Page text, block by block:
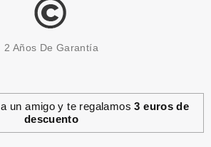
CATRICE
2 Años De Garantía
a un amigo y te regalamos3 euros de
descuento